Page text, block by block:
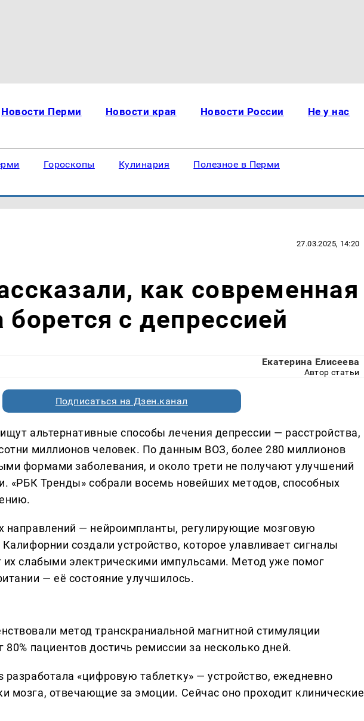
Новости Перми Новости края Новости России Не у нас
Гороскопы Кулинария Полезное в Перми
27.03.2025, 14:20
как современная
с депрессией
Екатерина Елисеева
Автор статьи
Подписаться на Дзен.канал
альтернативные способы лечения депрессии — расстройства,
миллионов человек. По данным ВОЗ, более 280 миллионов
формами заболевания, и около трети не получают улучшений
«РБК Тренды» собрали восемь новейших методов, способных
направлений — нейроимпланты, регулирующие мозговую
создали устройство, которое улавливает сигналы
их слабыми электрическими импульсами. Метод уже помог
— её состояние улучшилось.
метод транскраниальной магнитной стимуляции
80% пациентов достичь ремиссии за несколько дней.
разработала «цифровую таблетку» — устройство, ежедневно
мозга, отвечающие за эмоции. Сейчас оно проходит клинические